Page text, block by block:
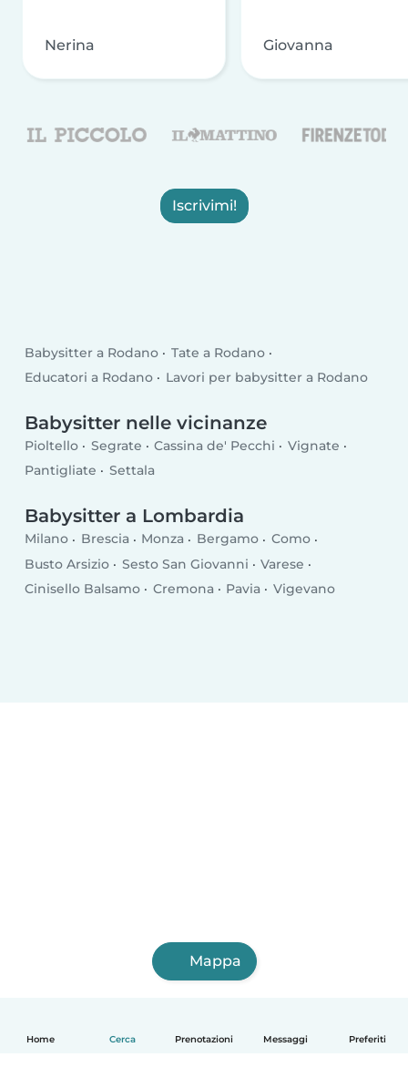
Home Cerca Prenotazioni Messaggi Preferiti
Nerina Giovanna
Iscrivimi!
Babysitter a Rodano
Tate a Rodano
Educatori a Rodano
Lavori per babysitter a Rodano
Babysitter nelle vicinanze
Pioltello Segrate Cassina de' Pecchi
Vignate
Pantigliate
Settala
Babysitter a Lombardia
Milano Brescia Monza Bergamo
Como
Busto Arsizio
Sesto San Giovanni
Varese
Cinisello Balsamo
Cremona Pavia Vigevano
Mappa